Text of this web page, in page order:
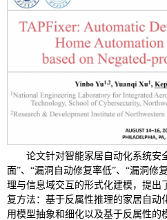
论文针对智能家居自动化系统安
面”、“漏洞自动修复率低”、“漏洞修
理与信息域交互的形式化建模，提出
复方法：基于反属性推理的家居自动
用模型抽象和细化以及基于反属性的